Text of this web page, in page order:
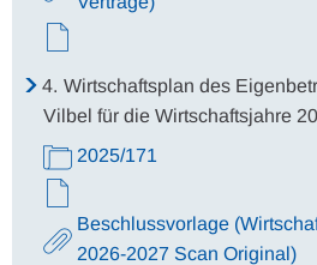
4. Wirtschaftsplan des
Vilbel für die Wirtschaftsjahre
2025/171
Beschlussvorlage
2026-2027 Scan Original)